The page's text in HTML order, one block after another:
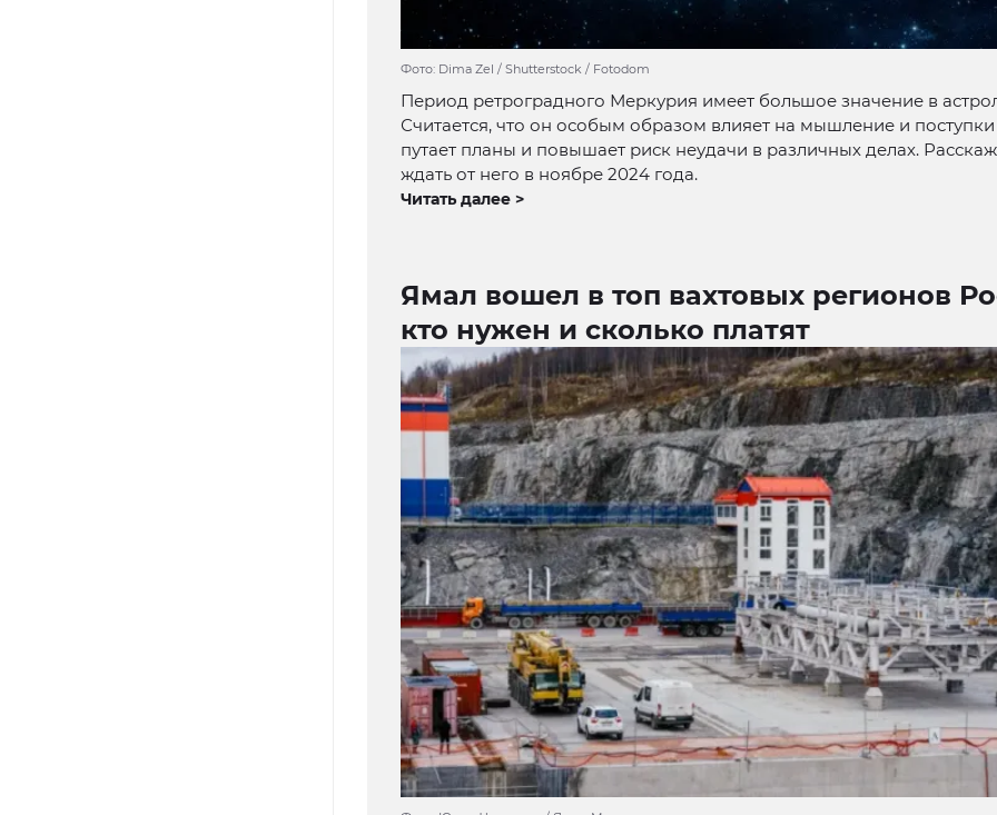
Фото: Dima Zel / Shutterstock / Fotodom
Период ретроградного Меркурия имеет большое значение в
Считается, что он особым образом влияет на мышление и
путает планы и повышает риск неудачи в различных делах.
ждать от него в ноябре 2024 года.
Читать далее >
Ямал вошел в топ вахтовых регионов
кто нужен и сколько платят